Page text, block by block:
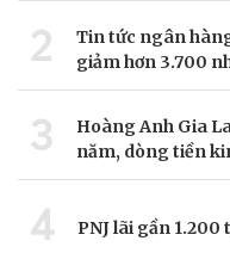
2
Tin tức ngân
giảm hơn 3.700
3
Hoàng Anh Gia
năm, dòng tiền
4 PNJ lãi gần